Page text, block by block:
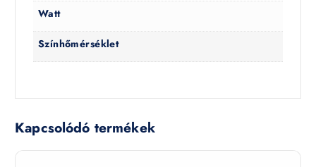
Watt
Színhőmérséklet
Kapcsolódó termékek